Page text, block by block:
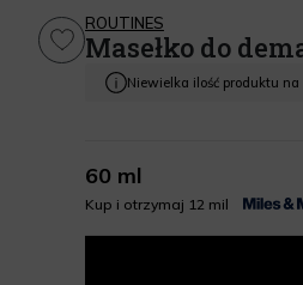
ROUTINES
Masełko do
Niewielka ilość produktu
60 ml
Kup i otrzymaj 12 mil